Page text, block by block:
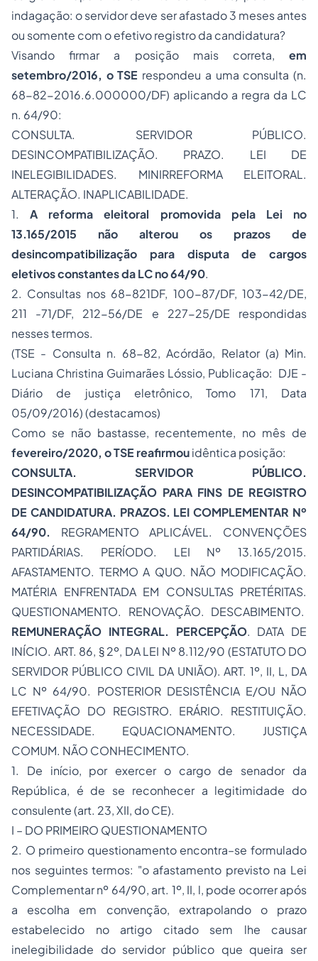
indagação: o servidor deve ser afastado 3 meses antes
ou somente com o efetivo registro da candidatura?
Visando firmar a posição mais correta, em
setembro/2016, o TSE respondeu a uma consulta (n.
68-82-2016.6.000000/DF) aplicando a regra da LC
n. 64/90:
CONSULTA. SERVIDOR PÚBLICO.
DESINCOMPATIBILIZAÇÃO. PRAZO. LEI DE
INELEGIBILIDADES. MINIRREFORMA ELEITORAL.
ALTERAÇÃO. INAPLICABILIDADE.
1.A reforma eleitoral promovida pela Lei no
13.165/2015 não alterou os prazos de
desincompatibilização para disputa de cargos
eletivos constantes da LC no 64/90.
2. Consultas nos 68-821DF, 100-87/DF, 103-42/DE,
211 -71/DF, 212-56/DE e 227-25/DE respondidas
nesses termos.
(TSE - Consulta n. 68-82, Acórdão, Relator (a) Min.
Luciana Christina Guimarães Lóssio, Publicação: DJE -
Diário de justiça eletrônico, Tomo 171, Data
05/09/2016) (destacamos)
Como se não bastasse, recentemente, no mês de
fevereiro/2020, o TSE reafirmouidêntica posição:
CONSULTA. SERVIDOR PÚBLICO.
DESINCOMPATIBILIZAÇÃO PARA FINS DE REGISTRO
DE CANDIDATURA. PRAZOS. LEI COMPLEMENTAR Nº
64/90. REGRAMENTO APLICÁVEL. CONVENÇÕES
PARTIDÁRIAS. PERÍODO. LEI Nº 13.165/2015.
AFASTAMENTO. TERMO A QUO. NÃO MODIFICAÇÃO.
MATÉRIA ENFRENTADA EM CONSULTAS PRETÉRITAS.
QUESTIONAMENTO. RENOVAÇÃO. DESCABIMENTO.
REMUNERAÇÃO INTEGRAL. PERCEPÇÃO. DATA DE
INÍCIO. ART. 86, § 2º, DA LEI Nº 8.112/90 (ESTATUTO DO
SERVIDOR PÚBLICO CIVIL DA UNIÃO). ART. 1º, II, L, DA
LC Nº 64/90. POSTERIOR DESISTÊNCIA E/OU NÃO
EFETIVAÇÃO DO REGISTRO. ERÁRIO. RESTITUIÇÃO.
NECESSIDADE. EQUACIONAMENTO. JUSTIÇA
COMUM. NÃO CONHECIMENTO.
1. De início, por exercer o cargo de senador da
República, é de se reconhecer a legitimidade do
consulente (art. 23, XII, do CE).
I – DO PRIMEIRO QUESTIONAMENTO
2. O primeiro questionamento encontra–se formulado
nos seguintes termos: "o afastamento previsto na Lei
Complementar nº 64/90, art. 1º, II, l, pode ocorrer após
a escolha em convenção, extrapolando o prazo
estabelecido no artigo citado sem lhe causar
inelegibilidade do servidor público que queira ser